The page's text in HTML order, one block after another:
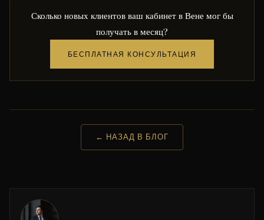
Сколько новых клиентов ваш кабинет в Вене мог бы
получать в месяц?
БЕСПЛАТНАЯ КОНСУЛЬТАЦИЯ
← НАЗАД В БЛОГ